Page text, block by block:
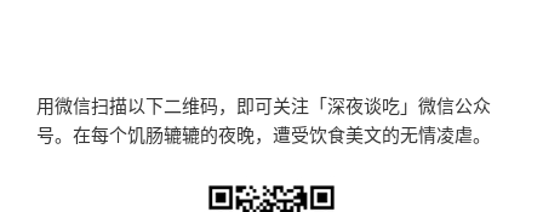
用微信扫描以下二维码，即可关注「深夜谈吃」微信公众
号。在每个饥肠辘辘的夜晚，遭受饮食美文的无情凌虐。